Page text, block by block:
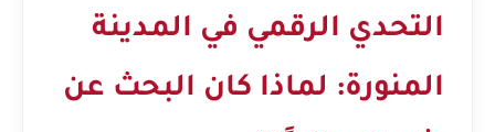
التحدي الرقمي في المدينة
المنورة: لماذا كان البحث عن